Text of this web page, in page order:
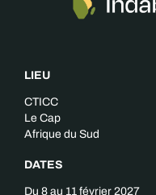
LIEU
CTICC
Le Cap
Afrique du Sud
DATES
Du 8 au 11 février 2027